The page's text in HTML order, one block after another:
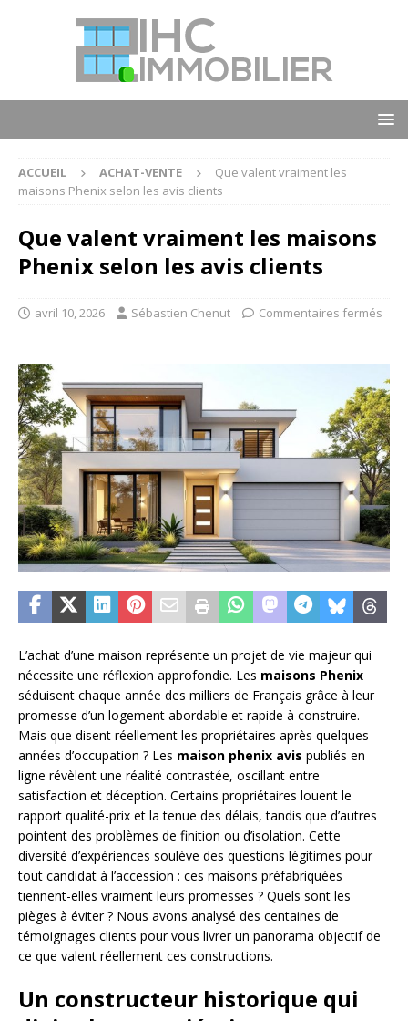
ACCUEIL ACHAT-VENTE
Que valent vraiment les
maisons Phenix selon les avis clients
Que valent vraiment les maisons
Phenix selon les avis clients
avril 10, 2026 Sébastien Chenut Commentaires fermés
L’achat d’une maison représente un projet de vie majeur qui
nécessite une réflexion approfondie. Les maisons Phenix
séduisent chaque année des milliers de Français grâce à leur
promesse d’un logement abordable et rapide à construire.
Mais que disent réellement les propriétaires après quelques
années d’occupation ? Les maison phenix avis publiés en
ligne révèlent une réalité contrastée, oscillant entre
satisfaction et déception. Certains propriétaires louent le
rapport qualité-prix et la tenue des délais, tandis que d’autres
pointent des problèmes de finition ou d’isolation. Cette
diversité d’expériences soulève des questions légitimes pour
tout candidat à l’accession : ces maisons préfabriquées
tiennent-elles vraiment leurs promesses ? Quels sont les
pièges à éviter ? Nous avons analysé des centaines de
témoignages clients pour vous livrer un panorama objectif de
ce que valent réellement ces constructions.
Un constructeur historique qui